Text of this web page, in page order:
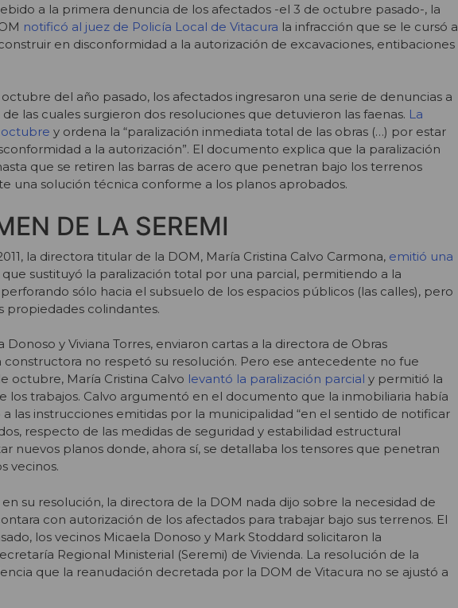
a la primera denuncia de los afectados -el 3 de octubre pasado-, la
notificó al juez de Policía Local de Vitacura la infracción que se le cursó a
en disconformidad a la autorización de excavaciones, entibaciones
del año pasado, los afectados ingresaron una serie de denuncias a
de las cuales surgieron dos resoluciones que detuvieron las faenas. La
octubre y ordena la “paralización inmediata total de las obras (…) por estar
a la autorización”. El documento explica que la paralización
que se retiren las barras de acero que penetran bajo los terrenos
una solución técnica conforme a los planos aprobados.
DE LA SEREMI
la directora titular de la DOM, María Cristina Calvo Carmona, emitió una
que sustituyó la paralización total por una parcial, permitiendo a la
sólo hacia el subsuelo de los espacios públicos (las calles), pero
propiedades colindantes.
Donoso y Viviana Torres, enviaron cartas a la directora de Obras
no respetó su resolución. Pero ese antecedente no fue
octubre, María Cristina Calvo levantó la paralización parcial y permitió la
los trabajos. Calvo argumentó en el documento que la inmobiliaria había
las instrucciones emitidas por la municipalidad “en el sentido de notificar
respecto de las medidas de seguridad y estabilidad estructural
nuevos planos donde, ahora sí, se detallaba los tensores que penetran
vecinos.
su resolución, la directora de la DOM nada dijo sobre la necesidad de
con autorización de los afectados para trabajar bajo sus terrenos. El
los vecinos Micaela Donoso y Mark Stoddard solicitaron la
Regional Ministerial (Seremi) de Vivienda. La resolución de la
que la reanudación decretada por la DOM de Vitacura no se ajustó a